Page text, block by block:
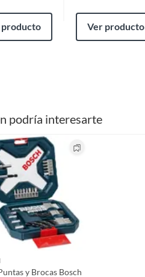
Ver producto
podría interesarte
y Brocas Bosch